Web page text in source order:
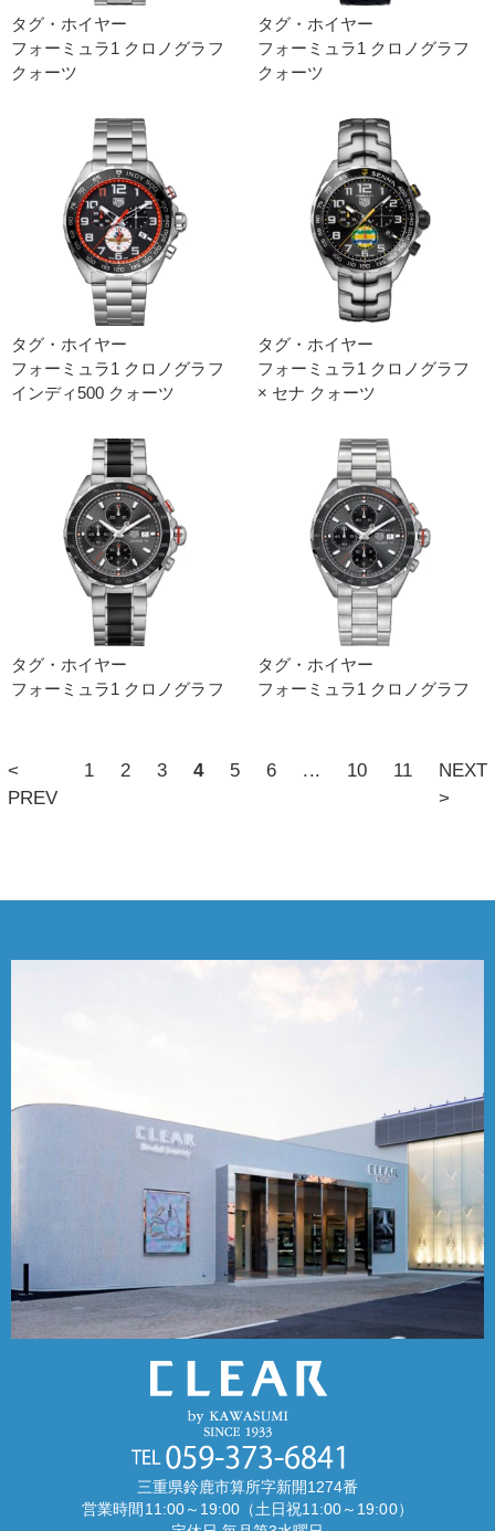
タグ・ホイヤー
フォーミュラ1 クロノグラフ
クォーツ
タグ・ホイヤー
フォーミュラ1 クロノグラフ
クォーツ
タグ・ホイヤー
フォーミュラ1 クロノグラフ
インディ500 クォーツ
タグ・ホイヤー
フォーミュラ1 クロノグラフ
× セナ クォーツ
タグ・ホイヤー
フォーミュラ1 クロノグラフ
タグ・ホイヤー
フォーミュラ1 クロノグラフ
<
PREV
1 2 3 4 5 6 ... 10 11
NEXT
>
三重県鈴鹿市算所字新開1274番
営業時間11:00～19:00（土日祝11:00～19:00）